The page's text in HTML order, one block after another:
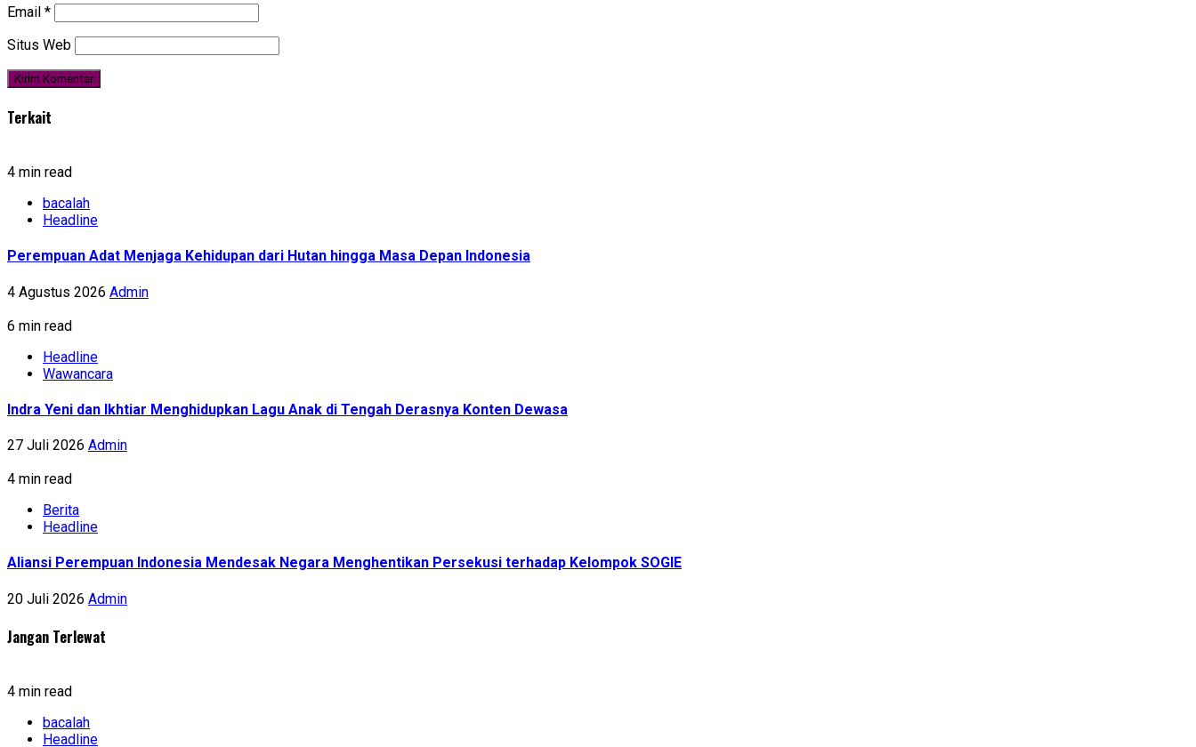
Email *
Situs Web
Terkait
4 min read
bacalah
Headline
Perempuan Adat Menjaga Kehidupan dari Hutan hingga Masa Depan Indonesia
4 Agustus 2026 Admin
6 min read
Headline
Wawancara
Indra Yeni dan Ikhtiar Menghidupkan Lagu Anak di Tengah Derasnya Konten Dewasa
27 Juli 2026 Admin
4 min read
Berita
Headline
Aliansi Perempuan Indonesia Mendesak Negara Menghentikan Persekusi terhadap Kelompok SOGIE
20 Juli 2026 Admin
Jangan Terlewat
4 min read
bacalah
Headline